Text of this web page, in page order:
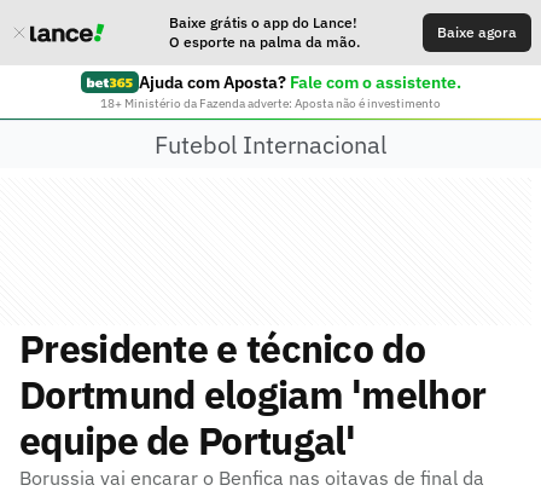
Baixe grátis o app do Lance!
O esporte na palma da mão.
Baixe agora
Ajuda com Aposta? Fale com o assistente.
18+ Ministério da Fazenda adverte: Aposta não é investimento
Futebol Internacional
Presidente e técnico do
Dortmund elogiam 'melhor
equipe de Portugal'
Borussia vai encarar o Benfica nas oitavas de final da